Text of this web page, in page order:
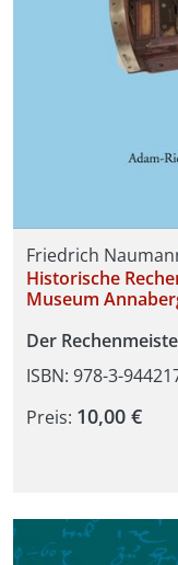
Friedrich
Historische
Museum
Der
ISBN: 978-3-
Preis: 10,00 €